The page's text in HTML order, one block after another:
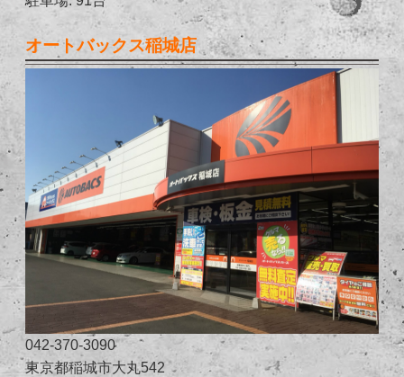
オートバックス稲城店
042-370-3090
東京都稲城市大丸542